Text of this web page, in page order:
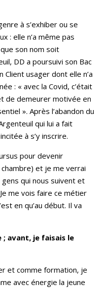
à s’exhiber ou se
: elle n’a même pas
son nom soit
DD a poursuivi son Bac
Client usager dont elle n’a
: « avec la Covid, c’était
de demeurer motivée en
». Après l’abandon du
qui lui a fait
à s’y inscrire.
pour devenir
et je me verrai
qui nous suivent et
me vois faire ce métier
en qu’au début. Il va
; avant, je faisais le
et comme formation, je
avec énergie la jeune